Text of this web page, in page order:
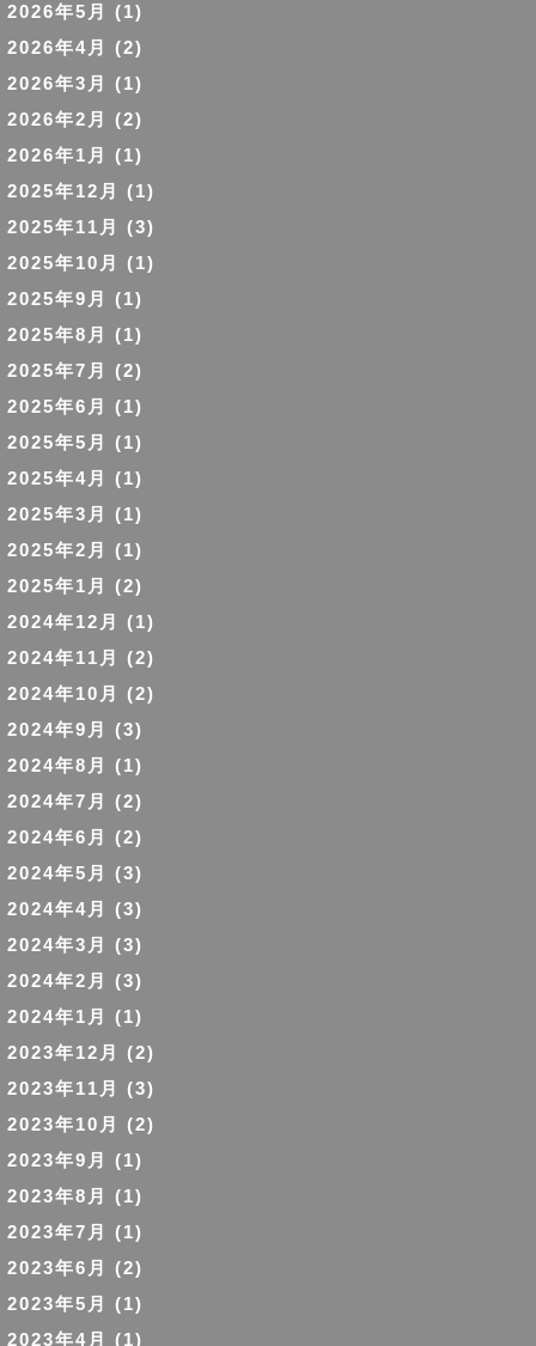
2026年5月
(1)
2026年4月
(2)
2026年3月
(1)
2026年2月
(2)
2026年1月
(1)
2025年12月
(1)
2025年11月
(3)
2025年10月
(1)
2025年9月
(1)
2025年8月
(1)
2025年7月
(2)
2025年6月
(1)
2025年5月
(1)
2025年4月
(1)
2025年3月
(1)
2025年2月
(1)
2025年1月
(2)
2024年12月
(1)
2024年11月
(2)
2024年10月
(2)
2024年9月
(3)
2024年8月
(1)
2024年7月
(2)
2024年6月
(2)
2024年5月
(3)
2024年4月
(3)
2024年3月
(3)
2024年2月
(3)
2024年1月
(1)
2023年12月
(2)
2023年11月
(3)
2023年10月
(2)
2023年9月
(1)
2023年8月
(1)
2023年7月
(1)
2023年6月
(2)
2023年5月
(1)
2023年4月
(1)